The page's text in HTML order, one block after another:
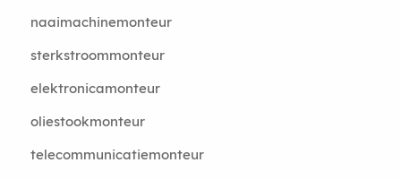
naaimachinemonteur
sterkstroommonteur
elektronicamonteur
oliestookmonteur
telecommunicatiemonteur